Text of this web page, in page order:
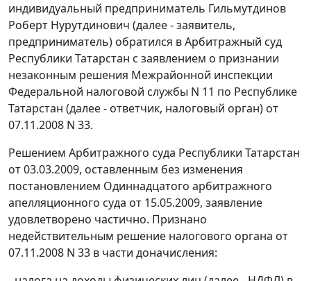
индивидуальный предприниматель Гильмутдинов
Роберт Нурутдинович (далее - заявитель,
предприниматель) обратился в Арбитражный суд
Республики Татарстан с заявлением о признании
незаконным решения Межрайонной инспекции
Федеральной налоговой службы N 11 по Республике
Татарстан (далее - ответчик, налоговый орган) от
07.11.2008 N 33.
Решением Арбитражного суда Республики Татарстан
от 03.03.2009, оставленным без изменения
постановлением Одиннадцатого арбитражного
апелляционного суда от 15.05.2009, заявление
удовлетворено частично. Признано
недействительным решение налогового органа от
07.11.2008 N 33 в части доначисления: